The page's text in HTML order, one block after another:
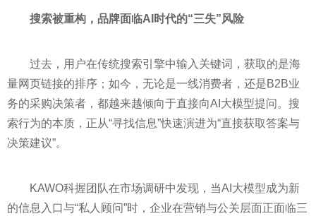
搜索被重构，品牌面临AI 时代的“三失”风险
过去，用户在传统搜索引擎中输入关键词，获取的是海
量网页链接的排序；如今，无论是一线消费者，还是B2B业
务的采购决策者，都越来越倾向于直接向AI大模型提问。搜
索行为的本质，正从“寻找信息”快速演进为“直接获取答案与
决策建议”。
KAWO科握团队在市场调研中发现，当AI大模型成为新
的信息入口与“私人顾问”时，企业在营销与公关层面正面临三